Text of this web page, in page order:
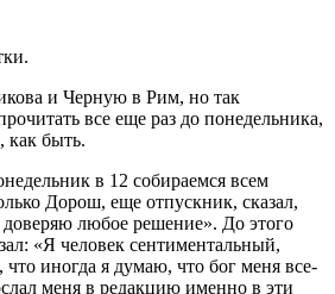
и Черную в Рим, но так
все еще раз до понедельника,
как быть.
в 12 собираемся всем
Дорош, еще отпускник, сказал,
любое решение». До этого
«Я человек сентиментальный,
что иногда я думаю, что бог меня все-
меня в редакцию именно в эти